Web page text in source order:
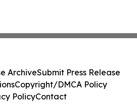
ArchiveSubmit Press Release
Copyright/DMCA Policy
PolicyContact